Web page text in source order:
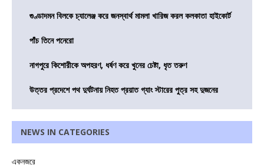
গুণ্ডাদমন বিলকে চ্যালেঞ্জ করে জনস্বার্থ মামলা খারিজ করল কলকাতা হাইকোর্ট
পাঁচ তিনে পনেরো
নাগপুরে কিশোরীকে অপহরণ, ধর্ষণ করে খুনের চেষ্টা, ধৃত তরুণ
উত্তর প্রদেশে পথ দুর্ঘটনায় নিহত প্রয়াত গ্যাং স্টারের পুত্র সহ দুজনের
NEWS IN CATEGORIES
একনজরে